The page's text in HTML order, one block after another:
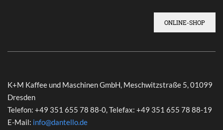
ONLINE-SHOP
K+M Kaffee und Maschinen GmbH, Meschwitzstraße 5, 01099
Dresden
Telefon: +49 351 655 78 88-0, Telefax: +49 351 655 78 88-19
E-Mail: info@dantello.de